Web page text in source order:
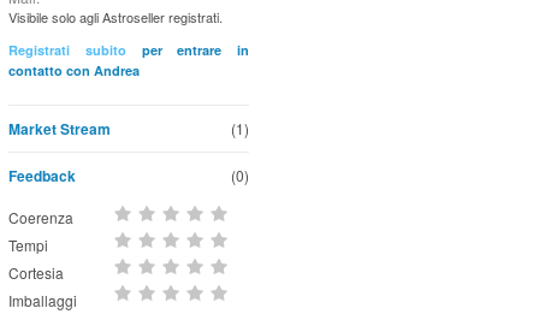
Visibile solo agli Astroseller registrati.
Registrati subitoper entrare in
contatto con Andrea
(1)
Market Stream
Feedback (0)
Coerenza
Tempi
Cortesia
Imballaggi